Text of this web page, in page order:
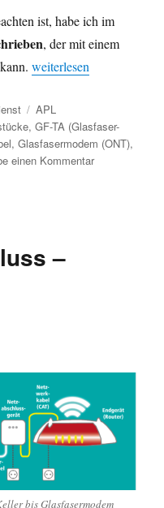
ist, habe ich im
, der mit einem
„Newsletter 4 –
weiterlesen
Schlagwörter
APL
,GF-TA (Glasfaser-
,Glasfasermodem (ONT),
einen Kommentarzu
–
bis Glasfasermodem